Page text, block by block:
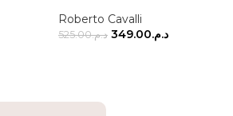
Roberto Cavalli
د.م.525.00 د.م.349.00